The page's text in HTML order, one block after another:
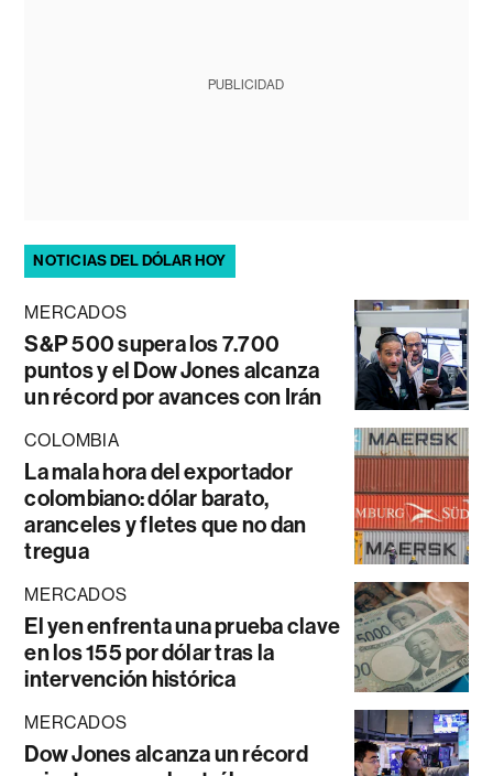
PUBLICIDAD
NOTICIAS DEL DÓLAR HOY
MERCADOS
S&P 500 supera los 7.700
puntos y el Dow Jones alcanza
un récord por avances con Irán
COLOMBIA
La mala hora del exportador
colombiano: dólar barato,
aranceles y fletes que no dan
tregua
MERCADOS
El yen enfrenta una prueba clave
en los 155 por dólar tras la
intervención histórica
MERCADOS
Dow Jones alcanza un récord